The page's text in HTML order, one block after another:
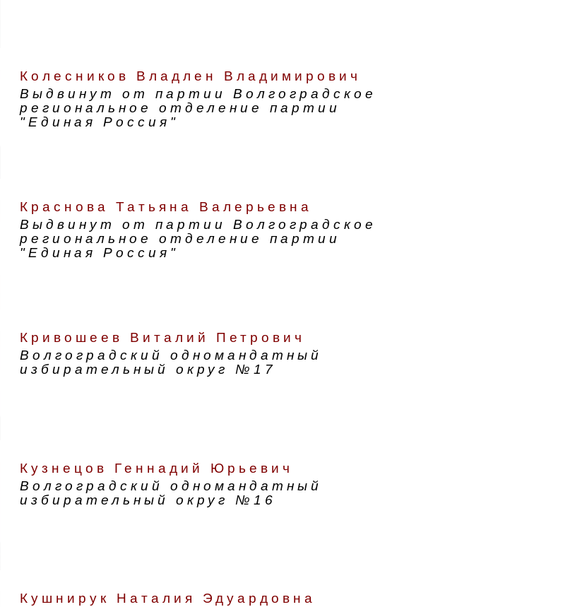
Колесников Владлен Владимирович
Выдвинут от партии Волгоградское
региональное отделение партии
"Единая Россия"
Краснова Татьяна Валерьевна
Выдвинут от партии Волгоградское
региональное отделение партии
"Единая Россия"
Кривошеев Виталий Петрович
Волгоградский одномандатный
избирательный округ №17
Кузнецов Геннадий Юрьевич
Волгоградский одномандатный
избирательный округ №16
Кушнирук Наталия Эдуардовна